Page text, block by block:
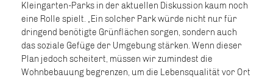
Kleingarten-Parks in der aktuellen Diskussion kaum noch
eine Rolle spielt. „Ein solcher Park würde nicht nur für
dringend benötigte Grünflächen sorgen, sondern auch
das soziale Gefüge der Umgebung stärken. Wenn dieser
Plan jedoch scheitert, müssen wir zumindest die
Wohnbebauung begrenzen, um die Lebensqualität vor Ort